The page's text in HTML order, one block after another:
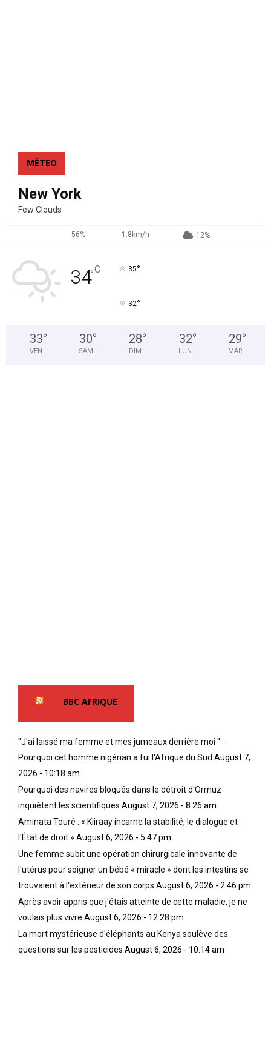
MÉTEO
New York
Few Clouds
56% 1.8km/h 12%
34°C 35°
32°
33°
VEN
30°
SAM
28°
DIM
32°
LUN
29°
MAR
BBC AFRIQUE
''J'ai laissé ma femme et mes jumeaux derrière moi '' :
Pourquoi cet homme nigérian a fui l'Afrique du Sud August 7,
2026 - 10:18 am
Pourquoi des navires bloqués dans le détroit d'Ormuz
inquiètent les scientifiques August 7, 2026 - 8:26 am
Aminata Touré : « Kiiraay incarne la stabilité, le dialogue et
l'État de droit » August 6, 2026 - 5:47 pm
Une femme subit une opération chirurgicale innovante de
l'utérus pour soigner un bébé « miracle » dont les intestins se
trouvaient à l'extérieur de son corps August 6, 2026 - 2:46 pm
Après avoir appris que j'étais atteinte de cette maladie, je ne
voulais plus vivre August 6, 2026 - 12:28 pm
La mort mystérieuse d'éléphants au Kenya soulève des
questions sur les pesticides August 6, 2026 - 10:14 am